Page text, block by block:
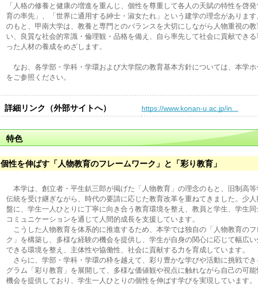
「人格の修養と健康の増進を重んじ、個性を尊重して各人の天賦の特性を啓
育の率先」、「世界に通用する紳士・淑女たれ」という建学の理念がありま
のもと、甲南大学は、教養と専門とのバランスを大切にしながら人物重視の
い、良質な社会的常識・倫理観・品格を備え、自ら率先して社会に貢献でき
った人材の養成をめざします。
なお、各学部・学科・学環および大学院の教育基本方針については、本学ホ
をご参照ください。
詳細リンク（外部サイトへ） https://www.konan-u.ac.jp/in...
特色
個性を伸ばす「人物教育のフレームワーク」と「彩り教育」
本学は、創立者・平生釟三郎が掲げた「人物教育」の理念のもと、旧制高
伝統を受け継ぎながら、時代の要請に応じた教育改革を重ねてきました。少
盤に、学生一人ひとりに丁寧に向き合う教育環境を整え、教員と学生、学生
コミュニケーションを通じて人間的成長を支援しています。
こうした人物教育を体系的に推進するため、本学では独自の「人物教育のフ
ク」を構築し、多様な経験の機会を提供し、学生が自身の関心に応じて幅広
できる環境を整え、主体性や協働性、社会に貢献する力を育成しています。
さらに、学部・学科・学環の枠を越えて、彩り豊かな学びや活動に挑戦でき
グラム「彩り教育」を展開して、多様な価値観や視点に触れながら自己の可能
機会を提供しており、学生一人ひとりの個性を伸ばす学びを実現しています。